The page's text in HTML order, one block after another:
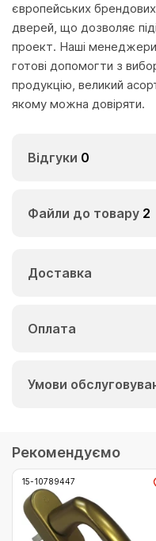
європейських
дверей, що дозволяє
проект. Наші менеджери
готові допомогти з
продукцію, великий
якому можна довіряти.
Відгуки 0
Файли до товару 2
Доставка
Оплата
Умови
Рекомендуємо
15-10789447